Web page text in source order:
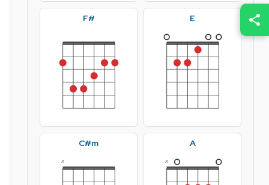
F# E
C#m
x
A
x